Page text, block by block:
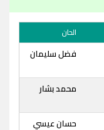
الحان
فضل سليمان
محمد بشار
حسان عيسي